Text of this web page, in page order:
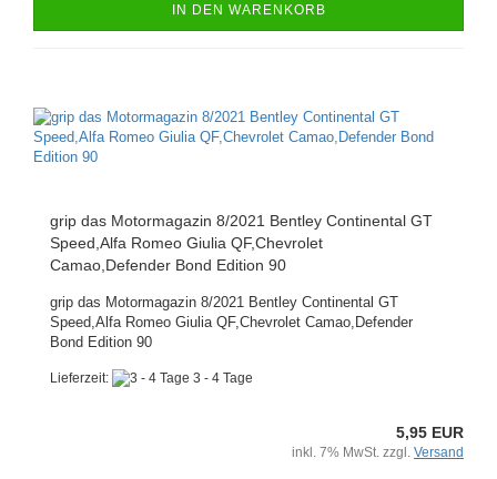
IN DEN WARENKORB
grip das Motormagazin 8/2021 Bentley Continental GT
Speed,Alfa Romeo Giulia QF,Chevrolet
Camao,Defender Bond Edition 90
grip das Motormagazin 8/2021 Bentley Continental GT
Speed,Alfa Romeo Giulia QF,Chevrolet Camao,Defender
Bond Edition 90
Lieferzeit: 3 - 4 Tage
5,95 EUR
inkl. 7% MwSt. zzgl. Versand